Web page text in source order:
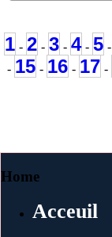
1 - 2 - 3 - 4 - 5 -
- 15 - 16 - 17 -
Home
Acceuil